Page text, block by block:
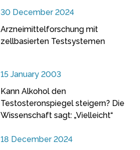
30 December 2024
Arzneimittelforschung mit
zellbasierten Testsystemen
15 January 2003
Kann Alkohol den
Testosteronspiegel steigern? Die
Wissenschaft sagt: „Vielleicht“
18 December 2024